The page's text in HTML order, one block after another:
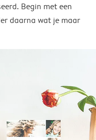
Begin met een
daarna wat je maar